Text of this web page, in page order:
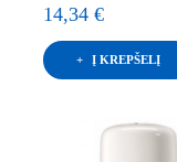
14,34 €
Į KREPŠELĮ